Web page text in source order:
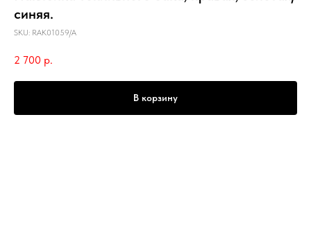
синяя.
SKU: RAK01059/A
2 700 р.
В корзину